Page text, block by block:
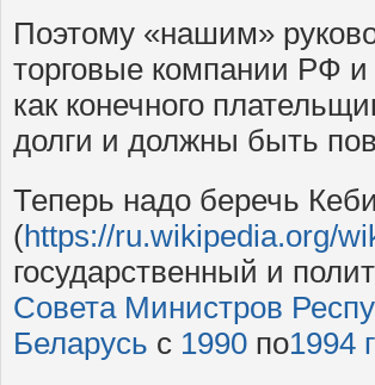
Поэтому «нашим»
торговые компании РФ
как конечного
долги и должны быть
Теперь надо беречь
(https://ru.wikipedia.org/
государственный и
Совета Министров
Беларусь с 1990 по1994